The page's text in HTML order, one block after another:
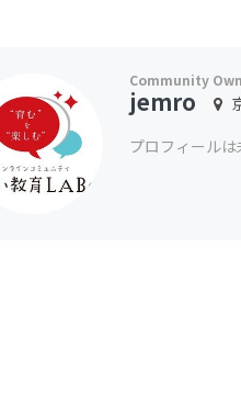
jemro
プロフィールは